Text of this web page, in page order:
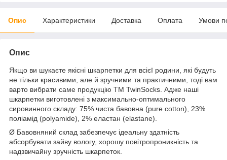
Опис Характеристики Доставка Оплата Умови
Опис
Якщо ви шукаєте якісні шкарпетки для всієї родини, які будуть
не тільки красивими, але й зручними та практичними, тоді вам
варто вибрати саме продукцію ТM TwinSocks. Адже наші
шкарпетки виготовлені з максимально-оптимального
сировинного складу: 75% чиста бавовна (pure cotton), 23%
поліамід (polyamide), 2% еластан (elastane).
Ø Бавовняний склад забезпечує ідеальну здатність
абсорбувати зайву вологу, хорошу повітропроникність та
надзвичайну зручність шкарпеток.